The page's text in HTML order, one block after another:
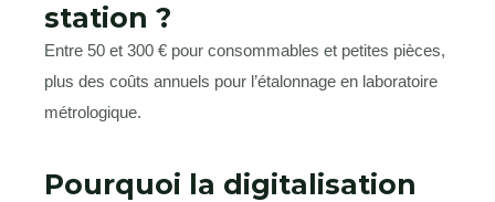
station ?
Entre 50 et 300 € pour consommables et petites pièces,
plus des coûts annuels pour l’étalonnage en laboratoire
métrologique.
Pourquoi la digitalisation